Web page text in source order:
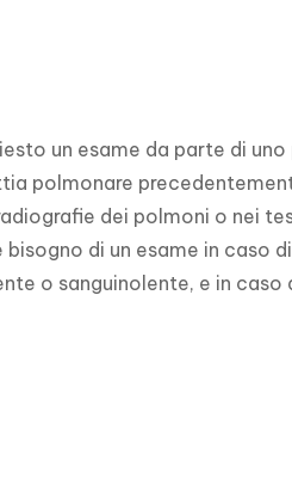
un esame da parte di
polmonare
dei polmoni o nei
bisogno di un esame in caso
o sanguinolente, e in